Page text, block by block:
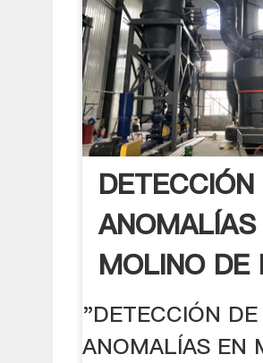
DETECCIÓN
MOLINO DE
.
"DETECCIÓN DE
ANOMALÍAS EN